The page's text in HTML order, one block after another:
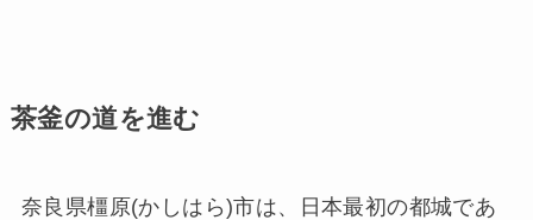
茶釜の道を進む
奈良県橿原(かしはら)市は、日本最初の都城であ